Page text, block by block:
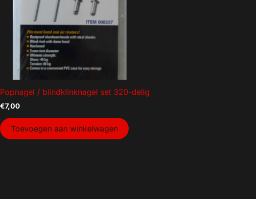
Afzetmateriaal
Automotive
Bakken
Bakken gebruikt
Dekselbakken
Elektra
Goederenvervoer
Popnagel / blindklinknagel set 320-delig
€7,00
Toevoegen aan winkelwagen